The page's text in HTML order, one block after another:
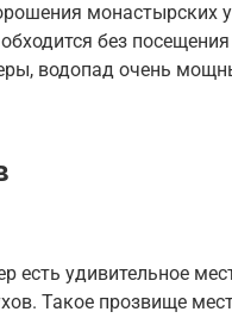
монастырских
без
водопад очень
есть удивительное
Такое прозвище